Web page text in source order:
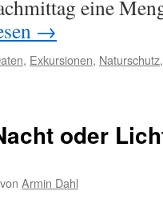
eine
→
, Exkursionen, Naturschutz
oder
von Armin Dahl